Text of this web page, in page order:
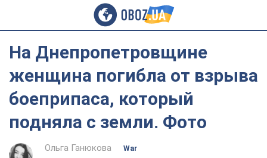
На Днепропетровщине
женщина погибла от взрыва
боеприпаса, который
подняла с земли. Фото
Ольга Ганюкова
War